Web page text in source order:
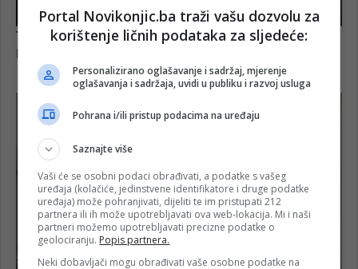
Portal Novikonjic.ba traži vašu dozvolu za
korištenje ličnih podataka za sljedeće:
Personalizirano oglašavanje i sadržaj, mjerenje
oglašavanja i sadržaja, uvidi u publiku i razvoj usluga
Pohrana i/ili pristup podacima na uređaju
Saznajte više
Vaši će se osobni podaci obrađivati, a podatke s vašeg
uređaja (kolačiće, jedinstvene identifikatore i druge podatke
uređaja) može pohranjivati, dijeliti te im pristupati 212
partnera ili ih može upotrebljavati ova web-lokacija. Mi i naši
partneri možemo upotrebljavati precizne podatke o
geolociranju. Popis partnera.
Neki dobavljači mogu obrađivati vaše osobne podatke na